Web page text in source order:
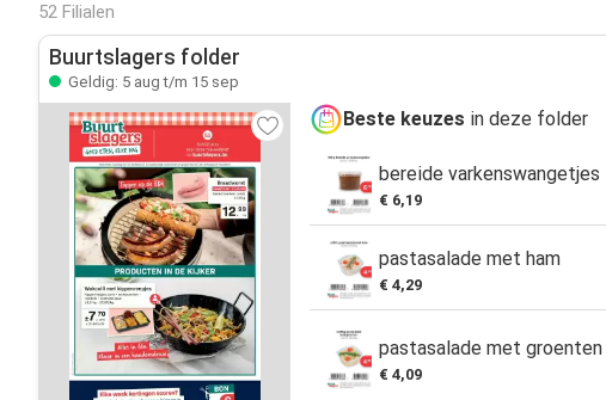
52 Filialen
Buurtslagers folder
Geldig: 5 aug t/m 15 sep
Beste keuzes in deze folder
bereide varkenswangetjes
€ 6,19
pastasalade met ham
€ 4,29
pastasalade met groenten
€ 4,09